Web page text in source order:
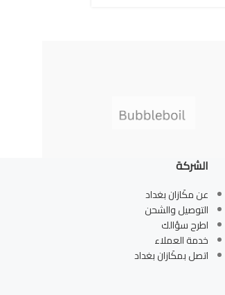
الشركة
عن مكَازان بغداد
التوصيل والشحن
اطرح سؤالك
خدمة العملاء
اتصل بمكَازان بغداد